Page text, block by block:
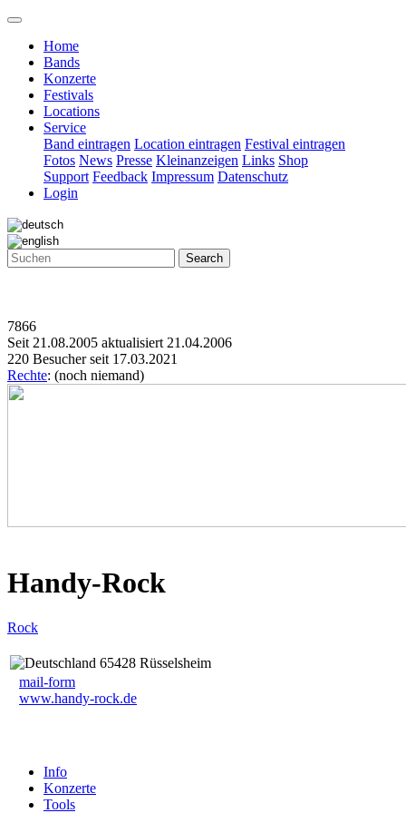
Home
Bands
Konzerte
Festivals
Locations
Service
Band eintragen Location eintragen Festival eintragen
Fotos News Presse Kleinanzeigen Links Shop
Support Feedback Impressum Datenschutz
Login
Search
7866
Seit 21.08.2005 aktualisiert 21.04.2006
220 Besucher seit 17.03.2021
Rechte: (noch niemand)
Handy-Rock
Rock
65428 Rüsselsheim
mail-form
www.handy-rock.de
Info
Konzerte
Tools